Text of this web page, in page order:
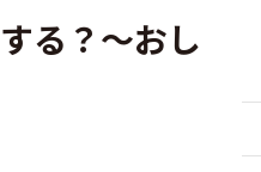
る？～おし